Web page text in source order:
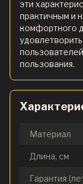
эти
практичным и
комфортного
пользования.
Материал
Длина, см
Гарантия